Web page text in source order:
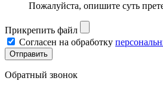
Пожалуйста, опишите суть
Прикрепить файл
Согласен на обработку
Обратный звонок